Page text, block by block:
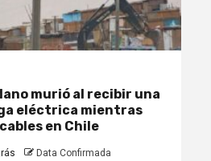
murió al recibir una
eléctrica mientras
en Chile
Data Confirmada